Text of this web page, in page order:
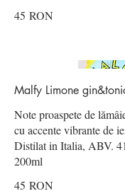
45 RON
Malfy Limone
Note proaspete de
cu accente vibrante de
Distilat in Italia, ABV.
200ml
45 RON